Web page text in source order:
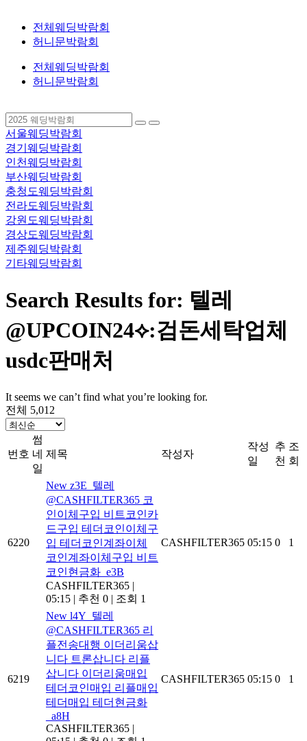
전체웨딩박람회
허니문박람회
전체웨딩박람회
허니문박람회
서울웨딩박람회
경기웨딩박람회
인천웨딩박람회
부산웨딩박람회
충청도웨딩박람회
전라도웨딩박람회
강원도웨딩박람회
경상도웨딩박람회
제주웨딩박람회
기타웨딩박람회
Search Results for: 텔레
@UPCOIN24⟡:검돈세탁업체
usdc판매처
It seems we can’t find what you’re looking for.
전체 5,012
번호
썸
네
일
제목 작성자
작성
일
추
천
조
회
6220
New z3E_텔레
@CASHFILTER365 코
인이체구입 비트코인카
드구입 테더코인이체구
입 테더코인계좌이체
코인계좌이체구입 비트
코인현금화_e3B
CASHFILTER365 |
05:15 | 추천 0 | 조회 1
CASHFILTER365 05:15 0 1
6219
New l4Y_텔레
@CASHFILTER365 리
플전송대행 이더리움삽
니다 트론삽니다 리플
삽니다 이더리움매입
테더코인매입 리플매입
테더매입 테더현금화
_a8H
CASHFILTER365 |
CASHFILTER365 05:15 0 1